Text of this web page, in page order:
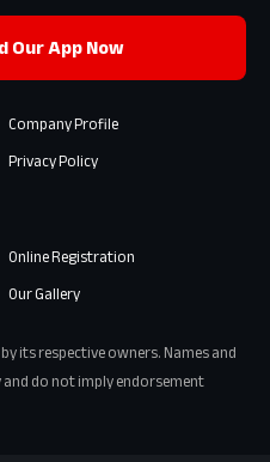
Our App Now
Company Profile
Privacy Policy
Online Registration
Our Gallery
its respective owners. Names and
do not imply endorsement